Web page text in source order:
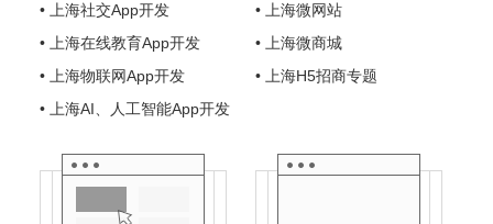
• 上海社交App开发
• 上海在线教育App开发
• 上海物联网App开发
• 上海AI、人工智能App开发
• 上海微网站
• 上海微商城
• 上海H5招商专题